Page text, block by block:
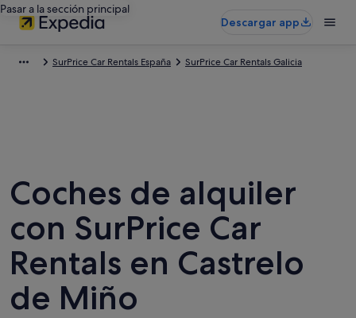
Pasar a la sección principal
Descargar app
SurPrice Car Rentals España SurPrice Car Rentals Galicia
Coches de alquiler
con SurPrice Car
Rentals en Castrelo
de Miño